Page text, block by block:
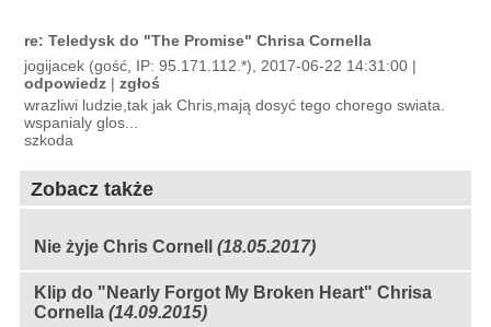
re: Teledysk do "The Promise" Chrisa Cornella
jogijacek (gość, IP: 95.171.112.*), 2017-06-22 14:31:00 |
odpowiedz |zgłoś
wrazliwi ludzie,tak jak Chris,mają dosyć tego chorego swiata.
wspanialy glos...
szkoda
Zobacz także
Nie żyje Chris Cornell (18.05.2017)
Klip do "Nearly Forgot My Broken Heart" Chrisa
Cornella (14.09.2015)